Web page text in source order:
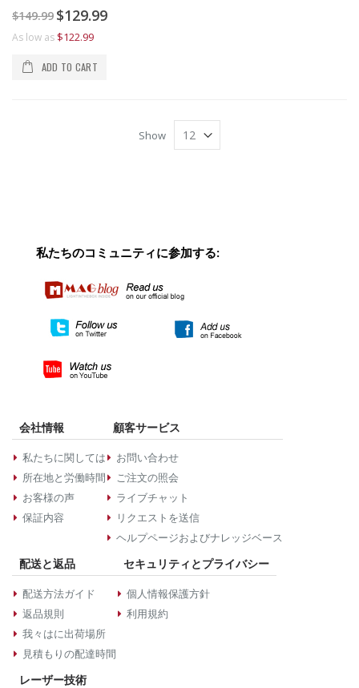
$149.99 Special
Price
$129.99
As low as $122.99
ADD TO CART
Show
私たちのコミュニティに参加する:
会社情報
私たちに関しては
所在地と労働時間
お客様の声
保証内容
顧客サービス
お問い合わせ
ご注文の照会
ライブチャット
リクエストを送信
ヘルプページおよびナレッジベース
配送と返品
配送方法ガイド
返品規則
我々はに出荷場所
見積もりの配達時間
セキュリティとプライバシー
個人情報保護方針
利用規約
レーザー技術